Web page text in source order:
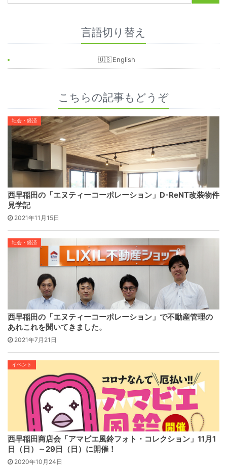
言語切り替え
English
こちらの記事もどうぞ
社会・経済
西早稲田の「エヌティーコーポレーション」D-ReNT改装物件
見学記
2021年11月15日
社会・経済
西早稲田の「エヌティーコーポレーション」で不動産管理の
あれこれを聞いてきました。
2021年7月21日
イベント
西早稲田商店会「アマビエ風鈴フォト・コレクション」11月1
日（日）～29日（日）に開催！
2020年10月24日